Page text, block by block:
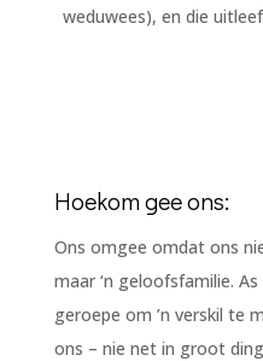
weduwees), en die
Hoekom gee ons:
Ons omgee omdat ons
maar ‘n geloofsfamilie.
geroepe om ’n verskil te
ons – nie net in groot